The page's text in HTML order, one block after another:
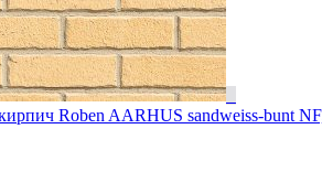
Roben AARHUS sandweiss-bunt